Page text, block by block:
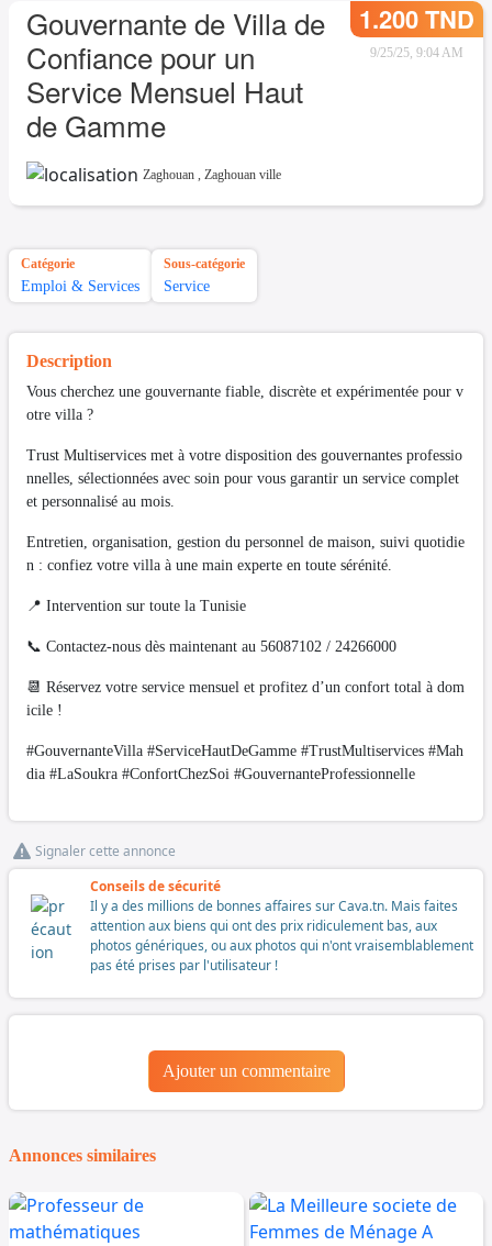
Gouvernante de Villa de
Confiance pour un
Service Mensuel Haut
de Gamme
1.200 TND
9/25/25, 9:04 AM
Zaghouan , Zaghouan ville
Catégorie
Emploi & Services
Sous-catégorie
Service
Description
Vous cherchez une gouvernante fiable, discrète et expérimentée pour v
otre villa ?
Trust Multiservices met à votre disposition des gouvernantes professio
nnelles, sélectionnées avec soin pour vous garantir un service complet
et personnalisé au mois.
Entretien, organisation, gestion du personnel de maison, suivi quotidie
n : confiez votre villa à une main experte en toute sérénité.
📍 Intervention sur toute la Tunisie
📞 Contactez-nous dès maintenant au 56087102 / 24266000
📆 Réservez votre service mensuel et profitez d’un confort total à dom
icile !
#GouvernanteVilla #ServiceHautDeGamme #TrustMultiservices #Mah
dia #LaSoukra #ConfortChezSoi #GouvernanteProfessionnelle
Signaler cette annonce
Conseils de sécurité
Il y a des millions de bonnes affaires sur Cava.tn. Mais faites
attention aux biens qui ont des prix ridiculement bas, aux
photos génériques, ou aux photos qui n'ont vraisemblablement
pas été prises par l'utilisateur !
Ajouter un commentaire
Annonces similaires